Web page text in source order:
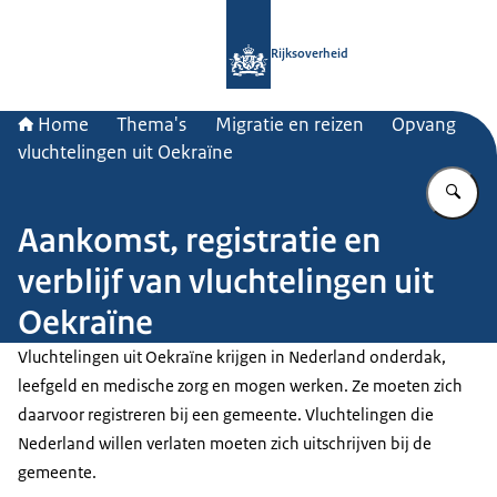
Rijksoverheid
Home Thema's Migratie en reizen
Opvang
vluchtelingen uit Oekraïne
Aankomst, registratie en
verblijf van vluchtelingen uit
Oekraïne
Vluchtelingen uit Oekraïne krijgen in Nederland onderdak,
leefgeld en medische zorg en mogen werken. Ze moeten zich
daarvoor registreren bij een gemeente. Vluchtelingen die
Nederland willen verlaten moeten zich uitschrijven bij de
gemeente.